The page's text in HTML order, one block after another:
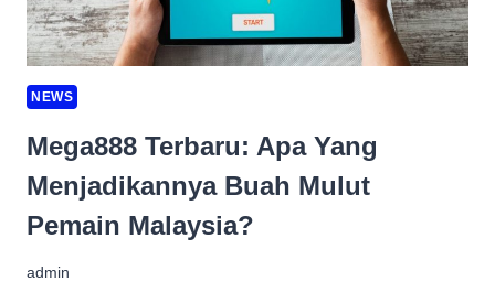
NEWS
Mega888 Terbaru: Apa Yang
Menjadikannya Buah Mulut
Pemain Malaysia?
admin